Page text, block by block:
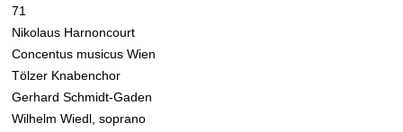
71
Nikolaus Harnoncourt
Concentus musicus Wien
Tölzer Knabenchor
Gerhard Schmidt-Gaden
Wilhelm Wiedl, soprano